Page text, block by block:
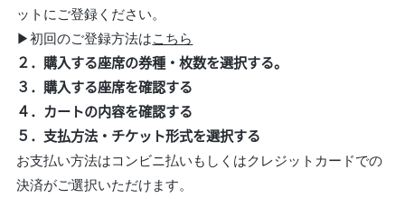
ットにご登録ください。
▶初回のご登録方法はこちら
２．購入する座席の券種・枚数を選択する。
３．購入する座席を確認する
４．カートの内容を確認する
５．支払方法・チケット形式を選択する
お支払い方法はコンビニ払いもしくはクレジットカードでの
決済がご選択いただけます。